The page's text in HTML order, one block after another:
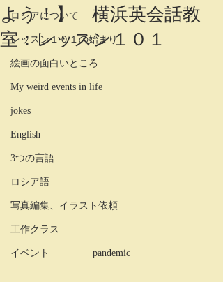
ロシアについて
レッスン１０１の始まり
絵画の面白いところ
My weird events in life
jokes
English
3つの言語
ロシア語
写真編集、イラスト依頼
工作クラス
イベント
よう！】 横浜英会話教
室：レッスン１０１
pandemic